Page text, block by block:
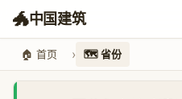
🐲中国建筑
🏠 首页 🗺️ 省份